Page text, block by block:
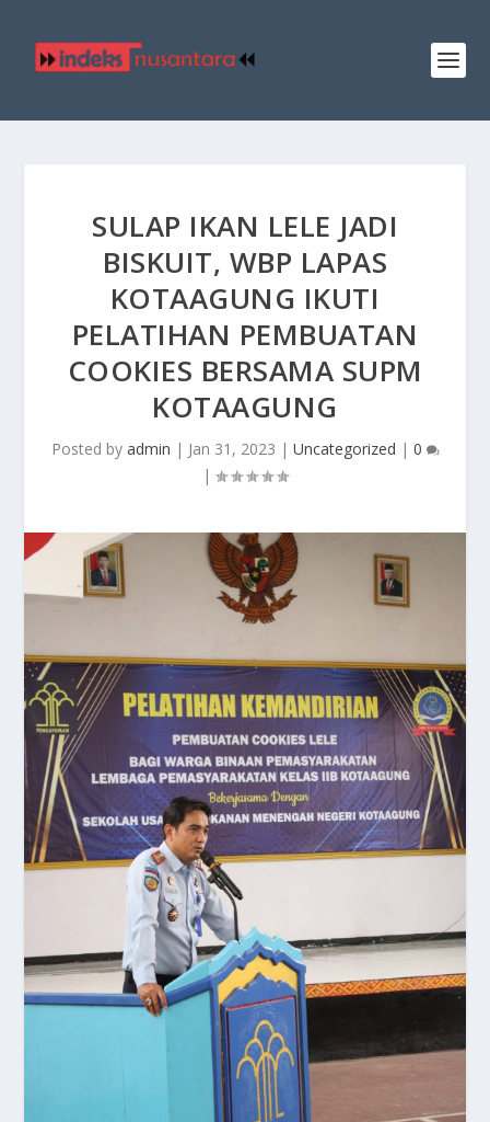
SULAP IKAN LELE JADI
BISKUIT, WBP LAPAS
KOTAAGUNG IKUTI
PELATIHAN PEMBUATAN
COOKIES BERSAMA SUPM
KOTAAGUNG
Posted by admin | Jan 31, 2023 | Uncategorized | 0
|